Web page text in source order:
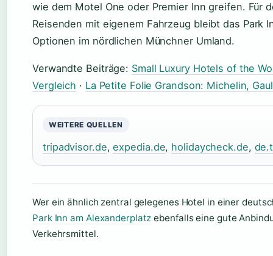
wie dem Motel One oder Premier Inn greifen. Für
Reisenden mit eigenem Fahrzeug bleibt das Park
Optionen im nördlichen Münchner Umland.
Verwandte Beiträge: Small Luxury Hotels of the
Vergleich · La Petite Folie Grandson: Michelin,
WEITERE QUELLEN
tripadvisor.de,expedia.de, holidaycheck.de,
Wer ein ähnlich zentral gelegenes Hotel in einer
Park Inn am Alexanderplatz ebenfalls eine gute
Verkehrsmittel.